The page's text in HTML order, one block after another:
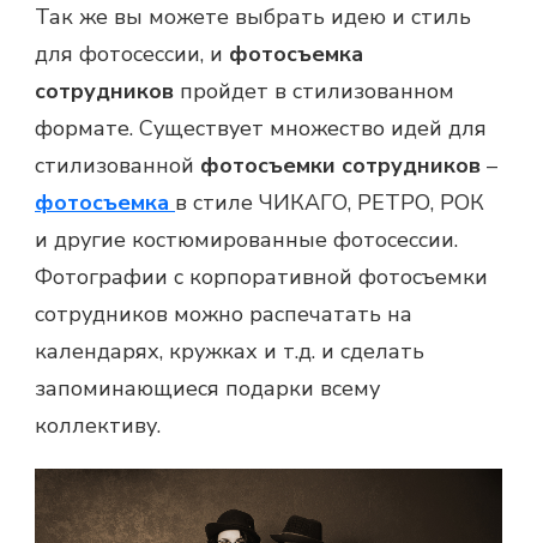
Так же вы можете выбрать идею и стиль
для фотосессии, и фотосъемка
сотрудников пройдет в стилизованном
формате. Существует множество идей для
стилизованной фотосъемки сотрудников –
фотосъемка в стиле ЧИКАГО, РЕТРО, РОК
и другие костюмированные фотосессии.
Фотографии с корпоративной фотосъемки
сотрудников можно распечатать на
календарях, кружках и т.д. и сделать
запоминающиеся подарки всему
коллективу.